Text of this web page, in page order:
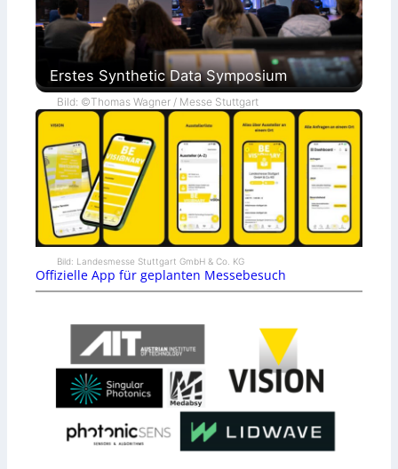
Erstes Synthetic Data Symposium
Bild: ©Thomas Wagner / Messe Stuttgart
Bild: Landesmesse Stuttgart GmbH & Co. KG
Offizielle App für geplanten Messebesuch